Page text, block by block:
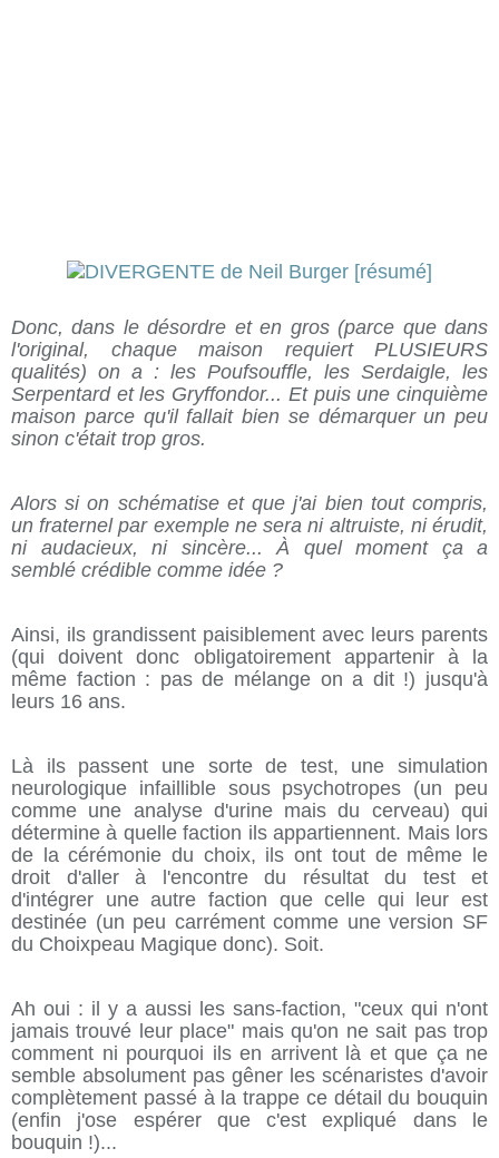
Donc, dans le désordre et en gros (parce que dans
l'original, chaque maison requiert PLUSIEURS
qualités) on a : les Poufsouffle, les Serdaigle, les
Serpentard et les Gryffondor... Et puis une cinquième
maison parce qu'il fallait bien se démarquer un peu
sinon c'était trop gros.
Alors si on schématise et que j'ai bien tout compris,
un fraternel par exemple ne sera ni altruiste, ni érudit,
ni audacieux, ni sincère... À quel moment ça a
semblé crédible comme idée ?
Ainsi, ils grandissent paisiblement avec leurs parents
(qui doivent donc obligatoirement appartenir à la
même faction : pas de mélange on a dit !) jusqu'à
leurs 16 ans.
Là ils passent une sorte de test, une simulation
neurologique infaillible sous psychotropes (un peu
comme une analyse d'urine mais du cerveau) qui
détermine à quelle faction ils appartiennent. Mais lors
de la cérémonie du choix, ils ont tout de même le
droit d'aller à l'encontre du résultat du test et
d'intégrer une autre faction que celle qui leur est
destinée (un peu carrément comme une version SF
du Choixpeau Magique donc). Soit.
Ah oui : il y a aussi les sans-faction, "ceux qui n'ont
jamais trouvé leur place" mais qu'on ne sait pas trop
comment ni pourquoi ils en arrivent là et que ça ne
semble absolument pas gêner les scénaristes d'avoir
complètement passé à la trappe ce détail du bouquin
(enfin j'ose espérer que c'est expliqué dans le
bouquin !)...